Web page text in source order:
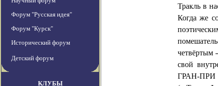
Форум "Русская идея"
Форум "Курск"
Исторический форум
Детский форум
КЛУБЫ
Тракль в
Когда же
четвёртым
свой
ГРАН-ПРИ